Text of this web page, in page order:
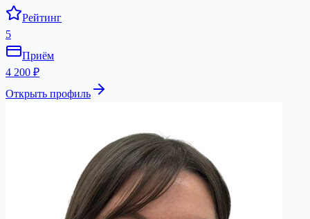
Рейтинг
5
Приём
4 200 ₽
Открыть профиль